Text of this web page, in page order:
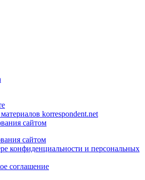
korrespondent.net
сайтом
сайтом
конфиденциальности и персональных
соглашение